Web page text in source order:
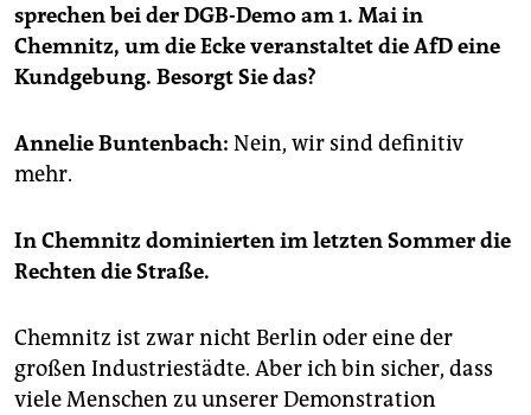
genossenschaft
epaper login
sprechen bei der DGB-Demo am 1. Mai in
Chemnitz, um die Ecke veranstaltet die AfD eine
Kundgebung. Besorgt Sie das?
Annelie Buntenbach: Nein, wir sind definitiv
mehr.
In Chemnitz dominierten im letzten Sommer die
Rechten die Straße.
Chemnitz ist zwar nicht Berlin oder eine der
großen Industriestädte. Aber ich bin sicher, dass
viele Menschen zu unserer Demonstration